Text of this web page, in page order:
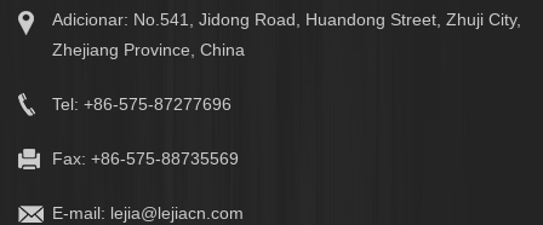
Adicionar: No.541, Jidong Road, Huandong Street, Zhuji City,
Zhejiang Province, China
Tel: +86-575-87277696
Fax: +86-575-88735569
E-mail: lejia@lejiacn.com